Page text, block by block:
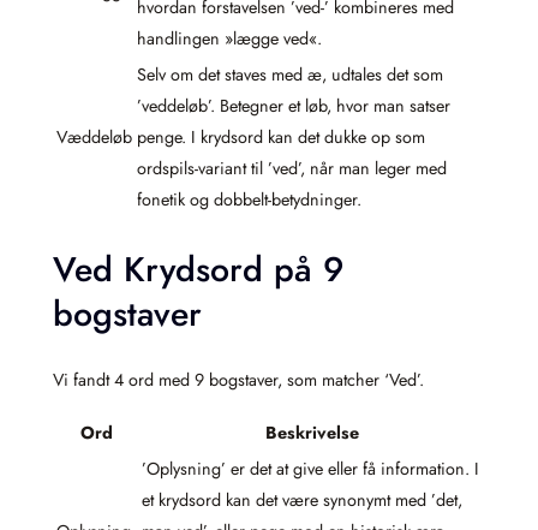
hvordan forstavelsen ’ved-’ kombineres med
handlingen »lægge ved«.
Væddeløb
Selv om det staves med æ, udtales det som
’veddeløb’. Betegner et løb, hvor man satser
penge. I krydsord kan det dukke op som
ordspils-variant til ’ved’, når man leger med
fonetik og dobbelt-betydninger.
Ved Krydsord på 9
bogstaver
Vi fandt 4 ord med 9 bogstaver, som matcher ‘Ved’.
Ord Beskrivelse
’Oplysning’ er det at give eller få information. I
et krydsord kan det være synonymt med ’det,